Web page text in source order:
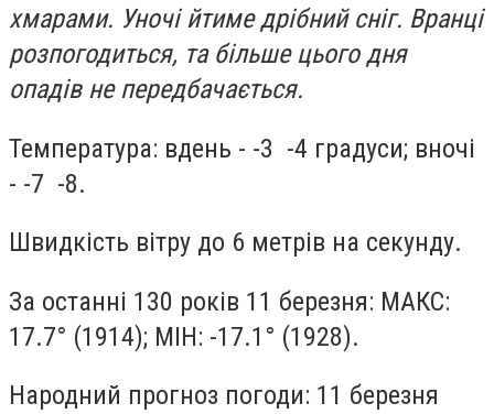
хмарами. Уночі йтиме дрібний сніг. Вранці
розпогодиться, та більше цього дня
опадів не передбачається.
Температура: вдень - -3 -4 градуси; вночі
- -7 -8.
Швидкість вітру до 6 метрів на секунду.
За останні 130 років 11 березня: МАКС:
17.7° (1914); МІН: -17.1° (1928).
Народний прогноз погоди: 11 березня